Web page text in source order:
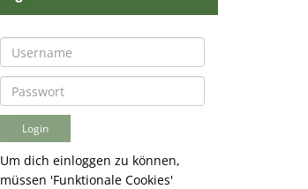
Um dich einloggen zu können,
müssen 'Funktionale Cookies'